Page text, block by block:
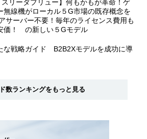
スリーダブリュー】何もかもが革命！ゲ
無線機がローカル５G市場の既存概念を
サーバー不要！毎年のライセンス費用も
価！ の新しい５Gモデル
な戦略ガイド B2B2Xモデルを成功に導
数ランキングをもっと見る